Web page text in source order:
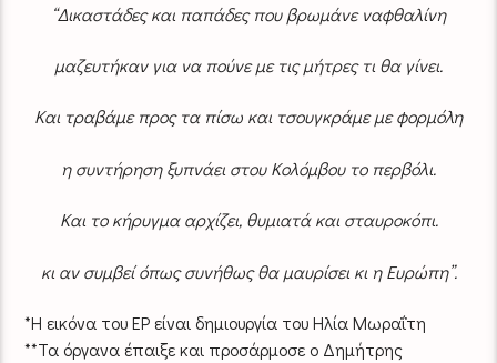
“Δικαστάδες και παπάδες που βρωμάνε ναφθαλίνη
μαζευτήκαν για να πούνε με τις μήτρες τι θα γίνει.
Και τραβάμε προς τα πίσω και τσουγκράμε με φορμόλη
η συντήρηση ξυπνάει στου Κολόμβου το περβόλι.
Και το κήρυγμα αρχίζει, θυμιατά και σταυροκόπι.
κι αν συμβεί όπως συνήθως θα μαυρίσει κι η Ευρώπη”.
*Η εικόνα του EP είναι δημιουργία του Ηλία Μωραΐτη
**Τα όργανα έπαιξε και προσάρμοσε ο Δημήτρης